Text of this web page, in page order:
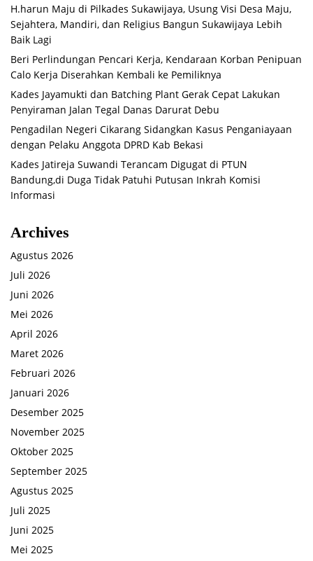
H.harun Maju di Pilkades Sukawijaya, Usung Visi Desa Maju,
Sejahtera, Mandiri, dan Religius Bangun Sukawijaya Lebih
Baik Lagi
Beri Perlindungan Pencari Kerja, Kendaraan Korban Penipuan
Calo Kerja Diserahkan Kembali ke Pemiliknya
Kades Jayamukti dan Batching Plant Gerak Cepat Lakukan
Penyiraman Jalan Tegal Danas Darurat Debu
Pengadilan Negeri Cikarang Sidangkan Kasus Penganiayaan
dengan Pelaku Anggota DPRD Kab Bekasi
Kades Jatireja Suwandi Terancam Digugat di PTUN
Bandung,di Duga Tidak Patuhi Putusan Inkrah Komisi
Informasi
Archives
Agustus 2026
Juli 2026
Juni 2026
Mei 2026
April 2026
Maret 2026
Februari 2026
Januari 2026
Desember 2025
November 2025
Oktober 2025
September 2025
Agustus 2025
Juli 2025
Juni 2025
Mei 2025